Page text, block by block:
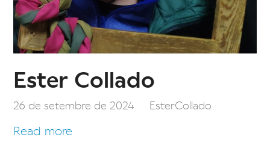
Ester Collado
26 de setembre de 2024 EsterCollado
Read more